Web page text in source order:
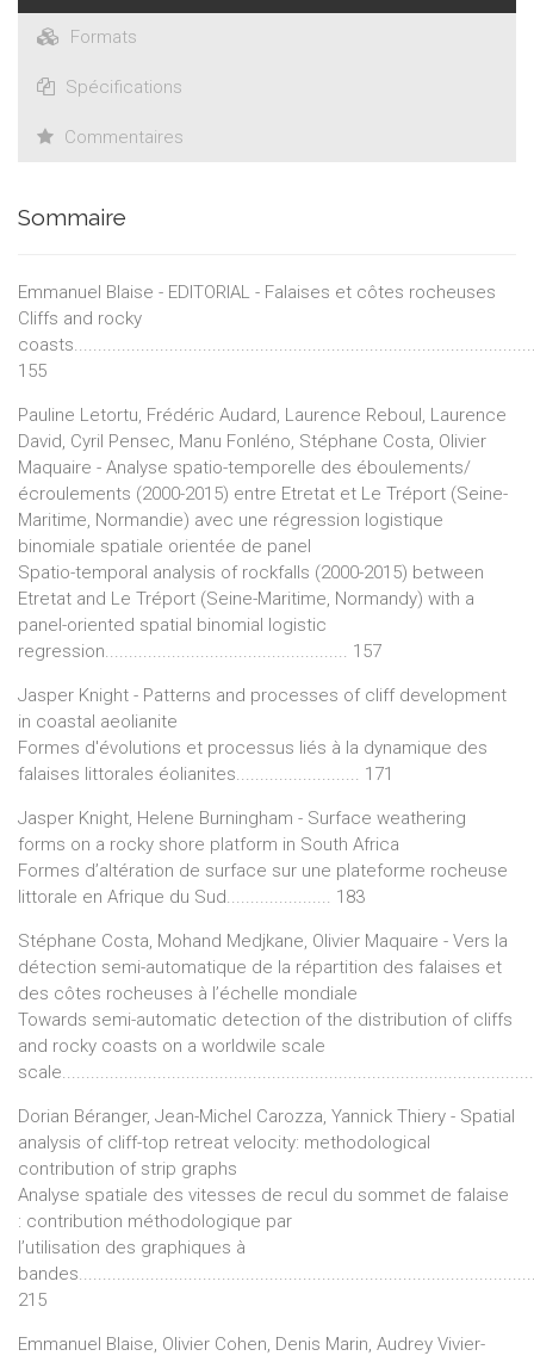
Formats
Spécifications
Commentaires
Sommaire
Emmanuel Blaise - EDITORIAL - Falaises et côtes rocheuses
Cliffs and rocky
155
Pauline Letortu, Frédéric Audard, Laurence Reboul, Laurence
David, Cyril Pensec, Manu Fonléno, Stéphane Costa, Olivier
Maquaire - Analyse spatio-temporelle des éboulements/
écroulements (2000-2015) entre Etretat et Le Tréport (Seine-
Maritime, Normandie) avec une régression logistique
binomiale spatiale orientée de panel
Spatio-temporal analysis of rockfalls (2000-2015) between
Etretat and Le Tréport (Seine-Maritime, Normandy) with a
panel-oriented spatial binomial logistic
regression................................................... 157
Jasper Knight - Patterns and processes of cliff development
in coastal aeolianite
Formes d'évolutions et processus liés à la dynamique des
falaises littorales éolianites.......................... 171
Jasper Knight, Helene Burningham - Surface weathering
forms on a rocky shore platform in South Africa
Formes d’altération de surface sur une plateforme rocheuse
littorale en Afrique du Sud...................... 183
Stéphane Costa, Mohand Medjkane, Olivier Maquaire - Vers la
détection semi-automatique de la répartition des falaises et
des côtes rocheuses à l’échelle mondiale
Towards semi-automatic detection of the distribution of cliffs
and rocky coasts on a worldwile scale
Dorian Béranger, Jean-Michel Carozza, Yannick Thiery - Spatial
analysis of cliff-top retreat velocity: methodological
contribution of strip graphs
Analyse spatiale des vitesses de recul du sommet de falaise
: contribution méthodologique par
l’utilisation des graphiques à
215
Emmanuel Blaise, Olivier Cohen, Denis Marin, Audrey Vivier-